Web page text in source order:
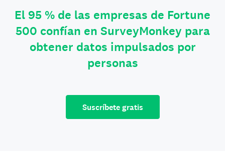
El 95 % de las empresas de Fortune
500 confían en SurveyMonkey para
obtener datos impulsados por
personas
Suscríbete gratis